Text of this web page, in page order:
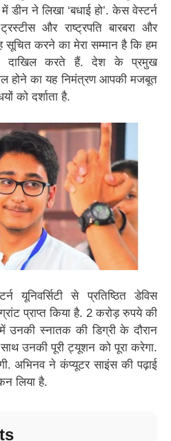
ने लिखा ‘बधाई हो’. केस वेस्टर्न
और राष्ट्रपति बारबरा और
करने का मेरा सम्मान है कि हम
में दाखिल करते हैं. देश के प्रमुख
होने का यह निमंत्रण आपकी मजबूत
को दर्शाता है.
यूनिवर्सिटी से प्रतिष्ठित डेविस
प्राप्त किया है. 2 करोड़ रुपये की
उनकी स्नातक की डिग्री के दौरान
उनकी पूरी ट्यूशन को पूरा करेगा.
अभिनव ने कंप्यूटर साइंस की पढ़ाई
लिया है.